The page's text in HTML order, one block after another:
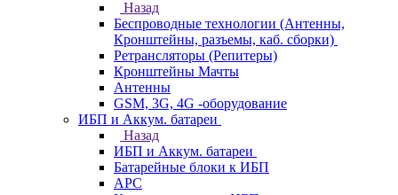
Назад
Беспроводные технологии (Антенны,
Кронштейны, разъемы, каб. сборки)
Ретрансляторы (Репитеры)
Кронштейны Мачты
Антенны
GSM, 3G, 4G -оборудование
ИБП и Аккум. батареи
Назад
ИБП и Аккум. батареи
Батарейные блоки к ИБП
APC